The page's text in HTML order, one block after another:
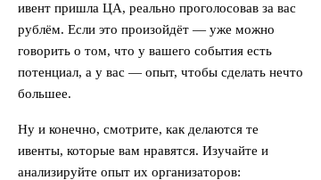
ивент пришла ЦА, реально проголосовав за вас
рублём. Если это произойдёт — уже можно
говорить о том, что у вашего события есть
потенциал, а у вас — опыт, чтобы сделать нечто
большее.
Ну и конечно, смотрите, как делаются те
ивенты, которые вам нравятся. Изучайте и
анализируйте опыт их организаторов: